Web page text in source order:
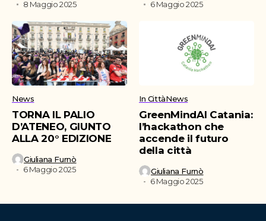
8 Maggio 2025
6 Maggio 2025
News
TORNA IL PALIO
D’ATENEO, GIUNTO
ALLA 20° EDIZIONE
Giuliana Furnò
6 Maggio 2025
In CittàNews
GreenMindAI Catania:
l’hackathon che
accende il futuro
della città
Giuliana Furnò
6 Maggio 2025